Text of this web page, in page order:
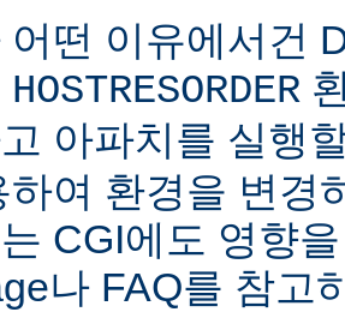
어떤 이유에서건
HOSTRESORDER
아파치를 실행
하여 환경을 변경
CGI에도 영향
나 FAQ를 참고